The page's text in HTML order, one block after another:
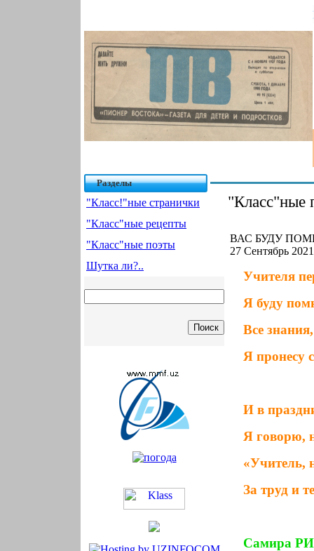
Разделы
"Класс!"ные странички
"Класс"ные рецепты
"Класс"ные поэты
Шутка ли?..
"Класс"ные
ВАС БУДУ
27 Сентябрь
Учителя
Я буду
Все
Я пронесу
И в
Я говорю,
«Учитель,
За труд и
Самира